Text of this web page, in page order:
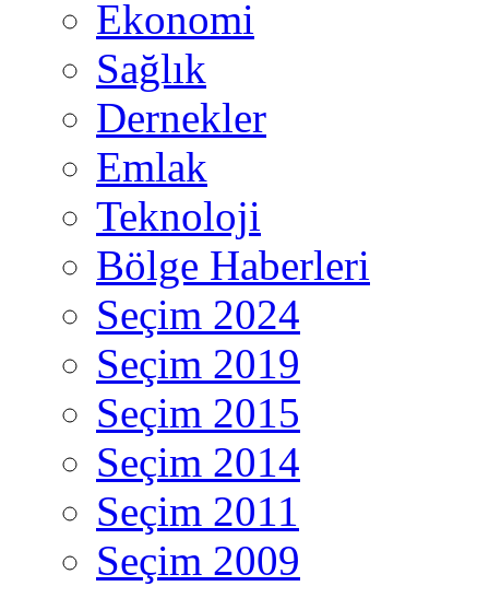
Ekonomi
Sağlık
Dernekler
Emlak
Teknoloji
Bölge Haberleri
Seçim 2024
Seçim 2019
Seçim 2015
Seçim 2014
Seçim 2011
Seçim 2009